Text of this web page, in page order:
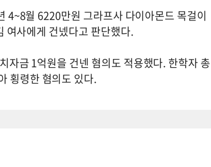
4~8월 6220만원 그라프사 다이아몬드 목걸이
여사에게 건넸다고 판단했다.
자금 1억원을 건넨 혐의도 적용했다. 한학자 총
횡령한 혐의도 있다.